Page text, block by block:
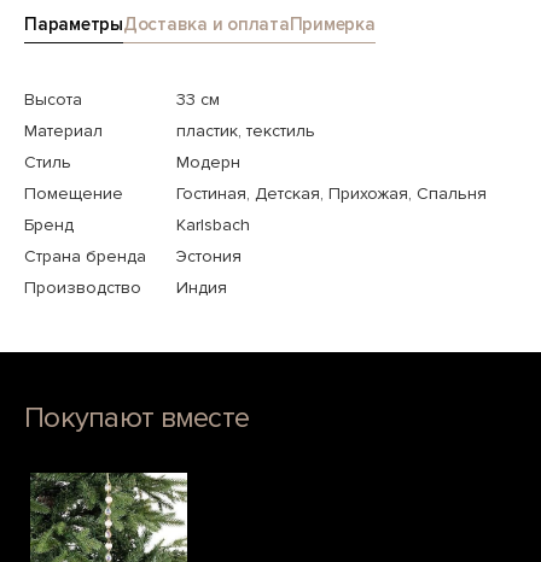
ПараметрыДоставка и оплатаПримерка
Высота
33 см
Материал
пластик, текстиль
Стиль
Модерн
Помещение
Гостиная, Детская, Прихожая, Спальня
Бренд
Karlsbach
Страна бренда
Эстония
Производство
Индия
Покупают вместе